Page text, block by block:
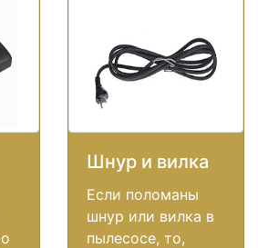
Шнур и вилка
Если поломаны
шнур или вилка в
пылесосе, то,